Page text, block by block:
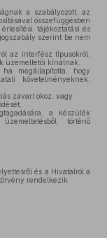
a szabályozott, az
összefüggésben
tájékoztatási és
szerint be nem
az interfész típusokról,
üzemeltetői kínálnak.
megállapította, hogy
követelményeknek,
zavart okoz, vagy
a készülék
történő
és a Hivatalról a
rendelkezik.